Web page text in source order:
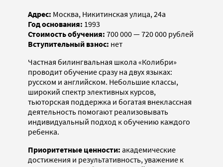
Адрес: Москва, Никитинская улица, 24а
Год основания: 1993
Стоимость обучения: 700 000 — 720 000 рублей
Вступительный взнос: нет
Частная билингвальная школа «Колибри»
проводит обучение сразу на двух языках:
русском и английском. Небольшие классы,
широкий спектр элективных курсов,
тьюторская поддержка и богатая внеклассная
деятельность помогают реализовывать
индивидуальный подход к обучению каждого
ребенка.
Приоритетные ценности: академические
достижения и результативность, уважение к